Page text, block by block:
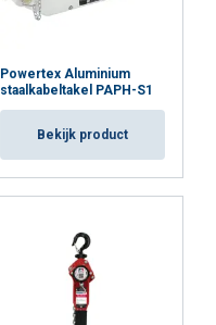
Powertex Aluminium
staalkabeltakel PAPH-S1
Bekijk product